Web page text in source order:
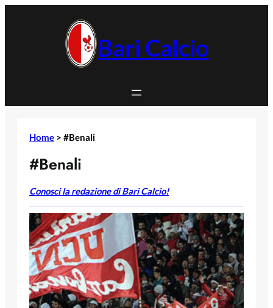
Bari Calcio
Home > #Benali
#Benali
Conosci la redazione di Bari Calcio!